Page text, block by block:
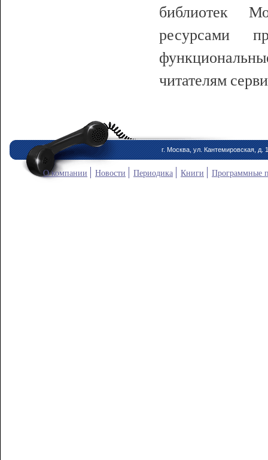
библиотек
ресурсами
читателям
г. Москва, ул. Кантемировская, д.
О компании Новости Периодика Книги Программные